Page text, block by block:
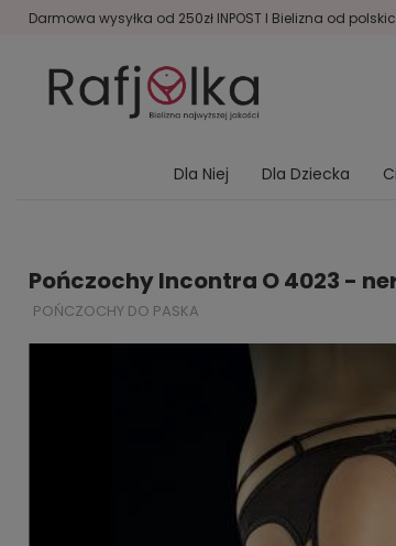
Darmowa wysyłka od 250zł INPOST I Bielizna od
Dla Niej Dla Dziecka
Pończochy Incontra O 4023 -
POŃCZOCHY DO PASKA